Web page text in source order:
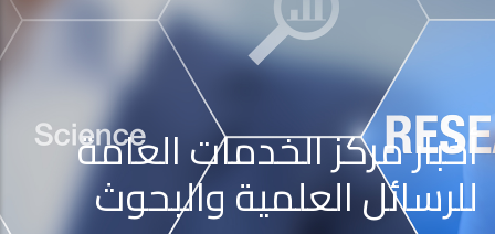
أخبار مركز الخدمات العامة
للرسائل العلمية والبحوث